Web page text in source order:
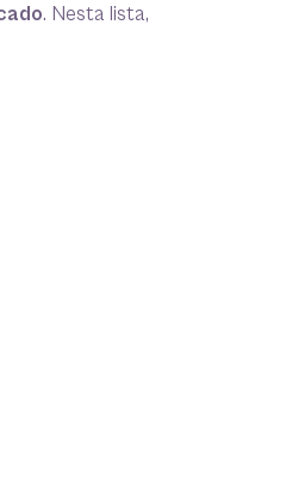
. Nesta lista,